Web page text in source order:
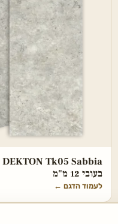
בעובי 12 מ"מ
לעמוד הדגם ←